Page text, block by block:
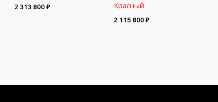
2 313 800₽
Красный
2 115 800₽